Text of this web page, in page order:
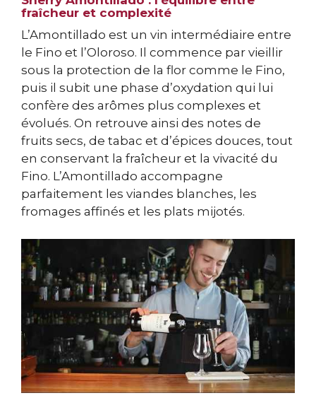
fraîcheur et complexité
L’Amontillado est un vin intermédiaire entre
le Fino et l’Oloroso. Il commence par vieillir
sous la protection de la flor comme le Fino,
puis il subit une phase d’oxydation qui lui
confère des arômes plus complexes et
évolués. On retrouve ainsi des notes de
fruits secs, de tabac et d’épices douces, tout
en conservant la fraîcheur et la vivacité du
Fino. L’Amontillado accompagne
parfaitement les viandes blanches, les
fromages affinés et les plats mijotés.